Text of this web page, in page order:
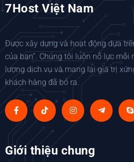
7Host Việt Nam
Được xây dựng và hoạt động dựa
của bạn”. Chúng tôi luôn nỗ lực mỗi
lượng dịch vụ và mang lại giá trị
khách hàng đã bỏ ra.
Giới thiệu chung